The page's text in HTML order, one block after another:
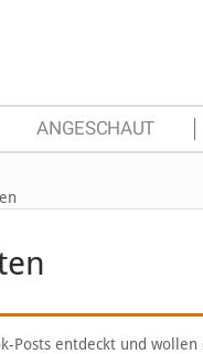
ANGESCHAUT
Posts entdeckt und